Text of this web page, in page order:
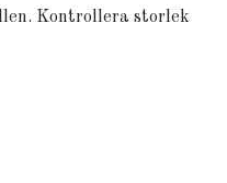
Kontrollera storlek